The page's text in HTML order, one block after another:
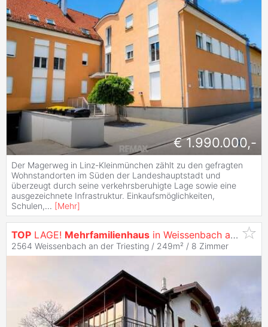
€ 1.990.000,-
Der Magerweg in Linz-Kleinmünchen zählt zu den gefragten
Wohnstandorten im Süden der Landeshauptstadt und
überzeugt durch seine verkehrsberuhigte Lage sowie eine
ausgezeichnete Infrastruktur. Einkaufsmöglichkeiten,
Schulen,... [Mehr]
TOP LAGE! Mehrfamilienhaus in Weissenbach an der Triesting
2564 Weissenbach an der Triesting / 249m² / 8 Zimmer